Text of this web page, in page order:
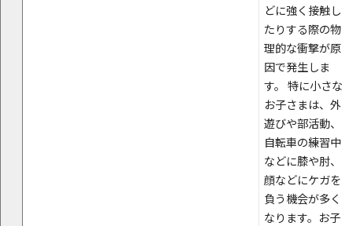
どに強く接触し
たりする際の物
理的な衝撃が原
因で発生しま
す。 特に小さな
お子さまは、外
遊びや部活動、
自転車の練習中
などに膝や肘、
顔などにケガを
負う機会が多く
なります。お子